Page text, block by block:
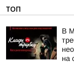
ТОП
В
на